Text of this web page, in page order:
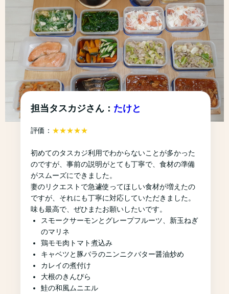
担当タスカジさん： たけと
評価： ★★★★★
初めてのタスカジ利用でわからないことが多かった
のですが、事前の説明がとても丁寧で、食材の準備
がスムーズにできました。
妻のリクエストで急遽使ってほしい食材が増えたの
ですが、それにも丁寧に対応していただきました。
味も最高で、ぜひまたお願いしたいです。
スモークサーモンとグレープフルーツ、新玉ねぎ
のマリネ
鶏モモ肉トマト煮込み
キャベツと豚バラのニンニクバター醤油炒め
カレイの煮付け
大根のきんぴら
鮭の和風ムニエル